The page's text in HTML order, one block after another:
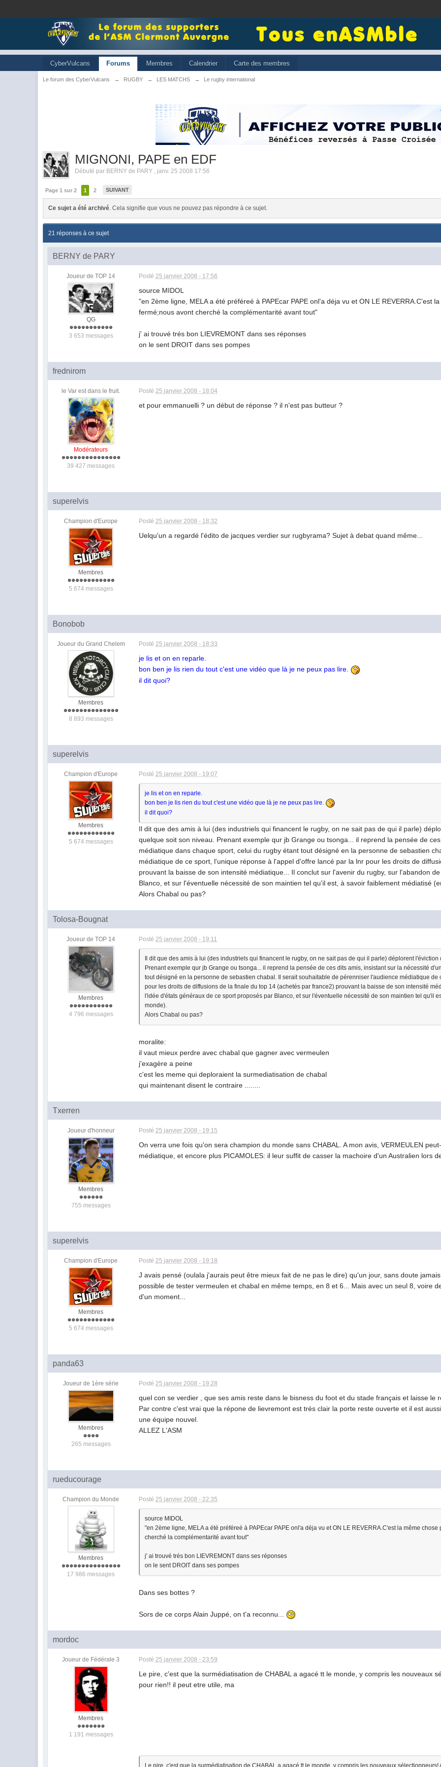
CyberVulcans Forums Membres Calendrier Carte des membres
Le forum des CyberVulcans → RUGBY → LES MATCHS → Le rugby international
MIGNONI, PAPE en EDF
Débuté par BERNY de PARY , janv. 25 2008 17:56
Page 1 sur 2 1 2 SUIVANT
Ce sujet a été archivé. Cela signifie que vous ne pouvez pas répondre à ce sujet.
21 réponses à ce sujet
BERNY de PARY
Joueur de TOP 14
QG
3 653 messages
Posté25 janvier 2008 - 17:56
source MIDOL
"en 2ème ligne, MELA a été préféreé à PAPEcar PAPE onl'a déja vu et ON LE REVERRA.C'est
fermé;nous avont cherché la complémentarité avant tout"
j' ai trouvé trés bon LIEVREMONT dans ses réponses
on le sent DROIT dans ses pompes
frednirom
le Var est dans le fruit.
Modérateurs
39 427 messages
Posté25 janvier 2008 - 18:04
et pour emmanuelli ? un début de réponse ? il n'est pas butteur ?
superelvis
Champion d'Europe
Membres
5 674 messages
Posté25 janvier 2008 - 18:32
Uelqu'un a regardé l'édito de jacques verdier sur rugbyrama? Sujet à debat quand même...
Bonobob
Joueur du Grand Chelem
Membres
8 893 messages
Posté25 janvier 2008 - 18:33
je lis et on en reparle.
bon ben je lis rien du tout c'est une vidéo que là je ne peux pas lire.
il dit quoi?
superelvis
Champion d'Europe
Membres
5 674 messages
Posté25 janvier 2008 - 19:07
je lis et on en reparle.
bon ben je lis rien du tout c'est une vidéo que là je ne peux pas lire.
il dit quoi?
Il dit que des amis à lui (des industriels qui financent le rugby, on ne sait pas de qui il parle)
quelque soit son niveau. Prenant exemple qur jb Grange ou tsonga... il reprend la pensée de
médiatique dans chaque sport, celui du rugby étant tout désigné en la personne de sebastien
médiatique de ce sport, l'unique réponse à l'appel d'offre lancé par la lnr pour les droits de
prouvant la baisse de son intensité médiatique... Il conclut sur l'avenir du rugby, sur l'abandon
Blanco, et sur l'éventuelle nécessité de son maintien tel qu'il est, à savoir faiblement médiatisé
Alors Chabal ou pas?
Tolosa-Bougnat
Joueur de TOP 14
Membres
4 796 messages
Posté25 janvier 2008 - 19:11
Il dit que des amis à lui (des industriels qui financent le rugby, on ne sait pas de qui il parle) déplorent
Prenant exemple qur jb Grange ou tsonga... il reprend la pensée de ces dits amis, insistant sur la nécessité
tout désigné en la personne de sebastien chabal. Il serait souhaitable de pérenniser l'audience médiatique
pour les droits de diffusions de la finale du top 14 (achetés par france2) prouvant la baisse de son intensité
l'idée d'états généraux de ce sport proposés par Blanco, et sur l'éventuelle nécessité de son maintien tel qu'il
monde).
Alors Chabal ou pas?
moralite:
il vaut mieux perdre avec chabal que gagner avec vermeulen
j'exagère a peine
c'est les meme qui deploraient la surmediatisation de chabal
qui maintenant disent le contraire ........
Txerren
Joueur d'honneur
Membres
755 messages
Posté25 janvier 2008 - 19:15
On verra une fois qu'on sera champion du monde sans CHABAL. A mon avis, VERMEULEN
médiatique, et encore plus PICAMOLES: il leur suffit de casser la machoire d'un Australien lors
superelvis
Champion d'Europe
Membres
5 674 messages
Posté25 janvier 2008 - 19:18
J avais pensé (oulala j'aurais peut être mieux fait de ne pas le dire) qu'un jour, sans doute
possible de tester vermeulen et chabal en même temps, en 8 et 6... Mais avec un seul 8, voire
d'un moment...
panda63
Joueur de 1ère série
Membres
265 messages
Posté25 janvier 2008 - 19:28
quel con se verdier , que ses amis reste dans le bisness du foot et du stade français et laisse le
Par contre c'est vrai que la répone de lievremont est trés clair la porte reste ouverte et il est
une équipe nouvel.
ALLEZ L'ASM
rueducourage
Champion du Monde
Membres
17 986 messages
Posté 25 janvier 2008 - 22:35
source MIDOL
"en 2ème ligne, MELA a été préféreé à PAPEcar PAPE onl'a déja vu et ON LE REVERRA.C'est la même
cherché la complémentarité avant tout"
j' ai trouvé trés bon LIEVREMONT dans ses réponses
on le sent DROIT dans ses pompes
Dans ses bottes ?
Sors de ce corps Alain Juppé, on t'a reconnu...
mordoc
Joueur de Fédérale 3
Membres
1 191 messages
Posté25 janvier 2008 - 23:59
Le pire, c'est que la surmédiatisation de CHABAL a agacé tt le monde, y compris les nouveaux
pour rien!! il peut etre utile, ma
Le pire, c'est que la surmédiatisation de CHABAL a agacé tt le monde, y compris les nouveaux